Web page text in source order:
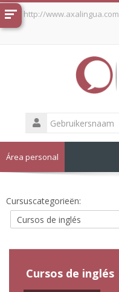
Ga
naar
http://www.axalingua.com
Gebruikersnaam
Área personal
Nederlands ‎(nl_old)‎
Cursuscategorieën:
Cursos de inglés